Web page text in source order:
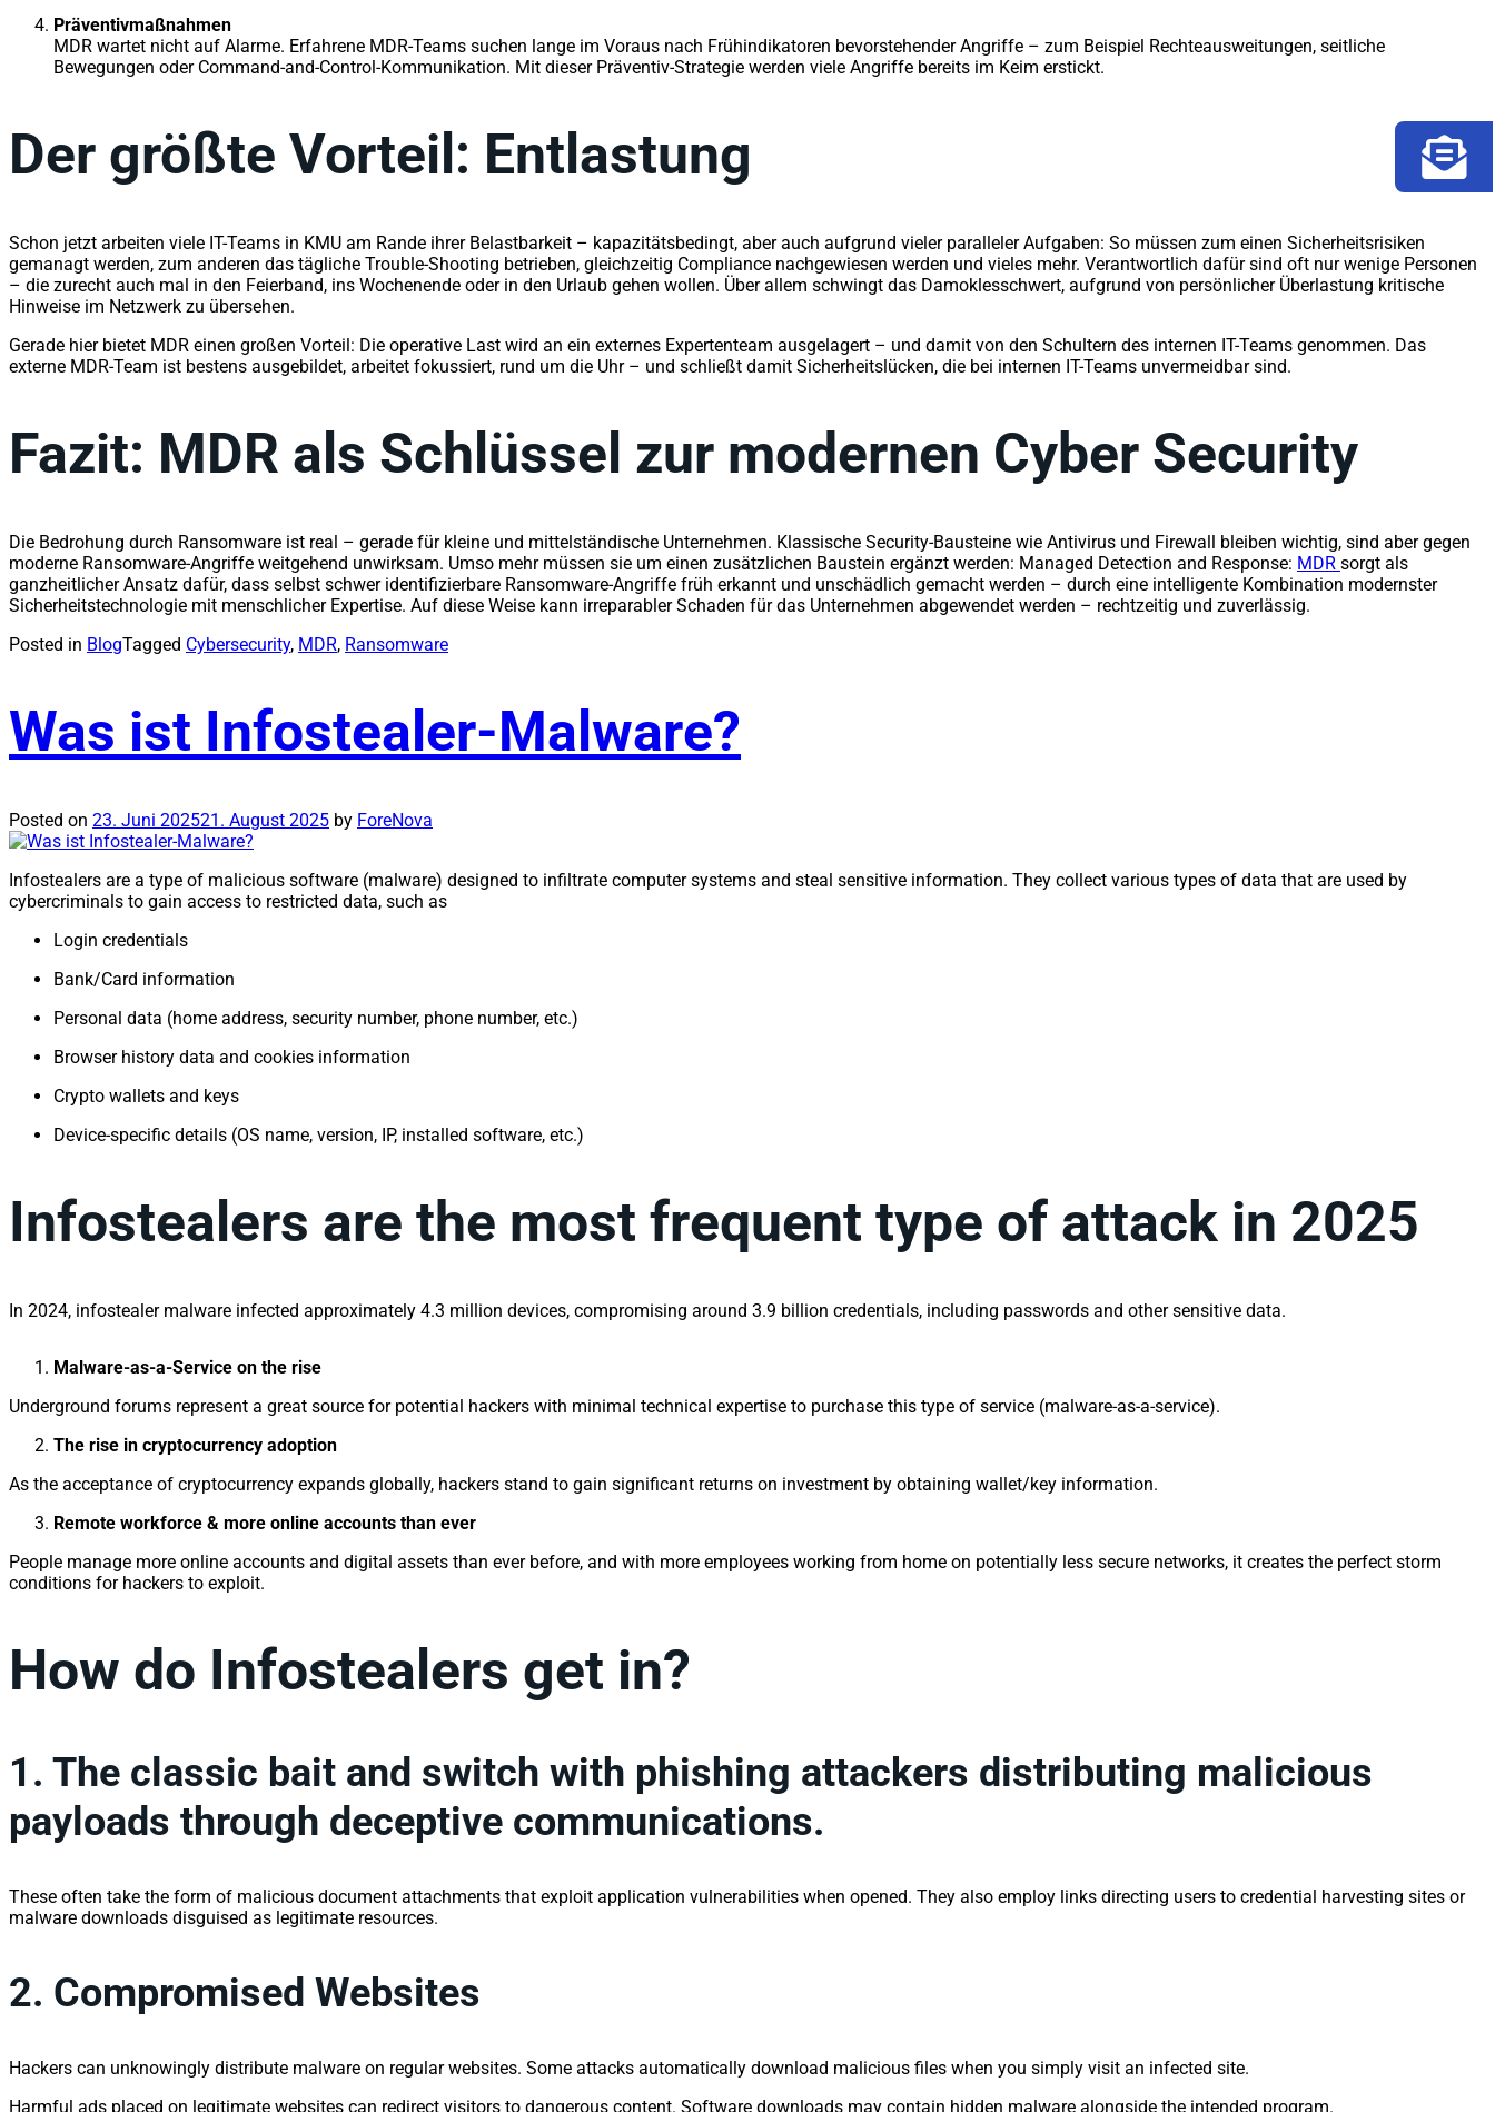
Präventivmaßnahmen
MDR wartet nicht auf Alarme. Erfahrene MDR-Teams suchen lange im Voraus nach Frühindikatoren bevorstehender Angriffe – zum Beispiel Rechteausweitungen, seitliche
Bewegungen oder Command-and-Control-Kommunikation. Mit dieser Präventiv-Strategie werden viele Angriffe bereits im Keim erstickt.
Der größte Vorteil: Entlastung
Schon jetzt arbeiten viele IT-Teams in KMU am Rande ihrer Belastbarkeit – kapazitätsbedingt, aber auch aufgrund vieler paralleler Aufgaben: So müssen zum einen Sicherheitsrisiken
gemanagt werden, zum anderen das tägliche Trouble-Shooting betrieben, gleichzeitig Compliance nachgewiesen werden und vieles mehr. Verantwortlich dafür sind oft nur wenige Personen
– die zurecht auch mal in den Feierband, ins Wochenende oder in den Urlaub gehen wollen. Über allem schwingt das Damoklesschwert, aufgrund von persönlicher Überlastung kritische
Hinweise im Netzwerk zu übersehen.
Gerade hier bietet MDR einen großen Vorteil: Die operative Last wird an ein externes Expertenteam ausgelagert – und damit von den Schultern des internen IT-Teams genommen. Das
externe MDR-Team ist bestens ausgebildet, arbeitet fokussiert, rund um die Uhr – und schließt damit Sicherheitslücken, die bei internen IT-Teams unvermeidbar sind.
Fazit: MDR als Schlüssel zur modernen Cyber Security
Die Bedrohung durch Ransomware ist real – gerade für kleine und mittelständische Unternehmen. Klassische Security-Bausteine wie Antivirus und Firewall bleiben wichtig, sind aber gegen
moderne Ransomware-Angriffe weitgehend unwirksam. Umso mehr müssen sie um einen zusätzlichen Baustein ergänzt werden: Managed Detection and Response: MDR sorgt als
ganzheitlicher Ansatz dafür, dass selbst schwer identifizierbare Ransomware-Angriffe früh erkannt und unschädlich gemacht werden – durch eine intelligente Kombination modernster
Sicherheitstechnologie mit menschlicher Expertise. Auf diese Weise kann irreparabler Schaden für das Unternehmen abgewendet werden – rechtzeitig und zuverlässig.
Posted in BlogTagged Cybersecurity, MDR, Ransomware
Was ist Infostealer-Malware?
Posted on 23. Juni 202521. August 2025 by ForeNova
Infostealers are a type of malicious software (malware) designed to infiltrate computer systems and steal sensitive information. They collect various types of data that are used by
cybercriminals to gain access to restricted data, such as
Login credentials
Bank/Card information
Personal data (home address, security number, phone number, etc.)
Browser history data and cookies information
Crypto wallets and keys
Device-specific details (OS name, version, IP, installed software, etc.)
Infostealers are the most frequent type of attack in 2025
In 2024, infostealer malware infected approximately 4.3 million devices, compromising around 3.9 billion credentials, including passwords and other sensitive data.
Malware-as-a-Service on the rise
Underground forums represent a great source for potential hackers with minimal technical expertise to purchase this type of service (malware-as-a-service).
The rise in cryptocurrency adoption
As the acceptance of cryptocurrency expands globally, hackers stand to gain significant returns on investment by obtaining wallet/key information.
Remote workforce & more online accounts than ever
People manage more online accounts and digital assets than ever before, and with more employees working from home on potentially less secure networks, it creates the perfect storm
conditions for hackers to exploit.
How do Infostealers get in?
1. The classic bait and switch with phishing attackers distributing malicious
payloads through deceptive communications.
These often take the form of malicious document attachments that exploit application vulnerabilities when opened. They also employ links directing users to credential harvesting sites or
malware downloads disguised as legitimate resources.
2. Compromised Websites
Hackers can unknowingly distribute malware on regular websites. Some attacks automatically download malicious files when you simply visit an infected site.
Harmful ads placed on legitimate websites can redirect visitors to dangerous content. Software downloads may contain hidden malware alongside the intended program.